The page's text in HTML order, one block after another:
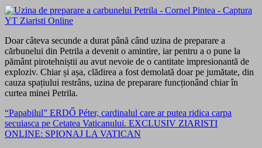
Doar câteva secunde a durat până când uzina de preparare a
cărbunelui din Petrila a devenit o amintire, iar pentru a o pune la
pământ pirotehniștii au avut nevoie de o cantitate impresionantă de
exploziv. Chiar și așa, clădirea a fost demolată doar pe jumătate, din
cauza spațiului restrâns, uzina de preparare funcționând chiar în
curtea minei Petrila.
“Papabilul” ERDŐ Péter, cardinalul care ar putea ridica carpa
secuiasca pe Cetatea Vaticanului. EXCLUSIV ZIARISTI
ONLINE: SPIONAJ LA VATICAN